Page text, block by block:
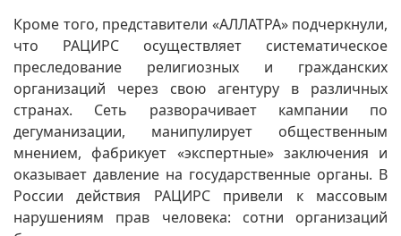
Кроме того, представители «АЛЛАТРА» подчеркнули,
что РАЦИРС осуществляет систематическое
преследование религиозных и гражданских
организаций через свою агентуру в различных
странах. Сеть разворачивает кампании по
дегуманизации, манипулирует общественным
мнением, фабрикует «экспертные» заключения и
оказывает давление на государственные органы. В
России действия РАЦИРС привели к массовым
нарушениям прав человека: сотни организаций